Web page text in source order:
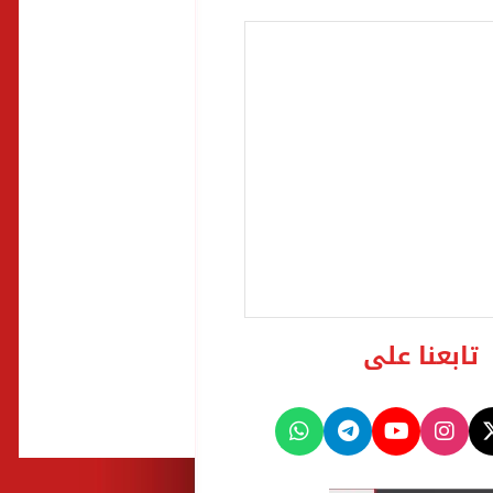
تابعنا على